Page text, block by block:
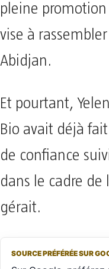
pleine
vise à
Abidjan.
Et pourtant,
Bio avait déjà
de confiance
dans le cadre de
gérait.
SOURCE PRÉFÉRÉE SUR